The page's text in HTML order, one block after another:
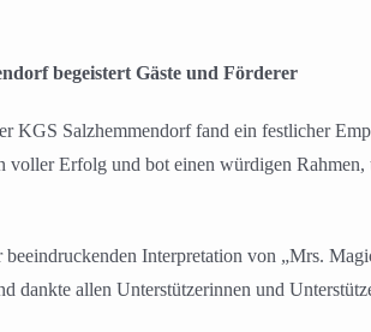
begeistert Gäste und Förderer
KGS Salzhemmendorf fand ein festlicher
voller Erfolg und bot einen würdigen
Interpretation von „Mrs.
dankte allen Unterstützerinnen und